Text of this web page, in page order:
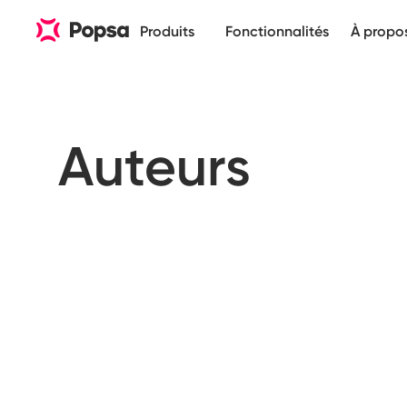
Produits Fonctionnalités À
Auteurs